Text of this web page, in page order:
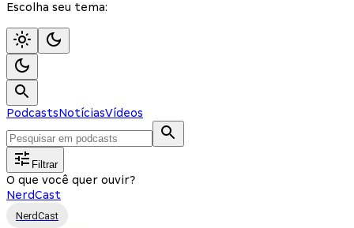
Escolha seu tema:
PodcastsNotíciasVídeos
Filtrar
O que você quer ouvir?
NerdCast
NerdCast